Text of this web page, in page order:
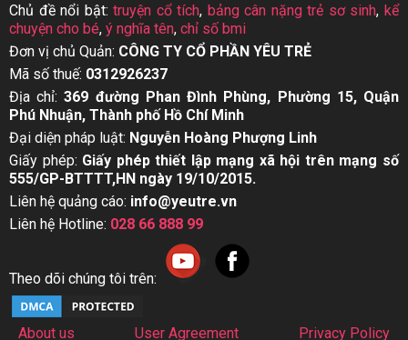
Chủ đề nổi bật:truyện cổ tích, bảng cân nặng trẻ sơ sinh,kể
chuyện cho bé, ý nghĩa tên, chỉ số bmi
Đơn vị chủ Quản: CÔNG TY CỔ PHẦN YÊU TRẺ
Mã số thuế: 0312926237
Địa chỉ:369 đường Phan Đình Phùng, Phường 15, Quận
Phú Nhuận, Thành phố Hồ Chí Minh
Đại diện pháp luật: Nguyễn Hoàng Phượng Linh
Giấy phép: Giấy phép thiết lập mạng xã hội trên mạng số
555/GP-BTTTT,HN ngày 19/10/2015.
Liên hệ quảng cáo: info@yeutre.vn
Liên hệ Hotline: 028 66 888 99
Theo dõi chúng tôi trên:
About us User Agreement Privacy Policy